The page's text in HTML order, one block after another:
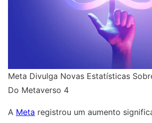
Meta Divulga Novas Estatísticas
Do Metaverso 4
A Meta registrou um aumento